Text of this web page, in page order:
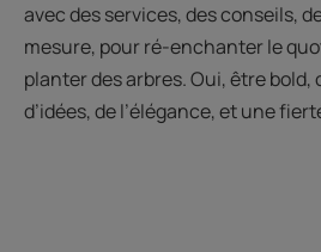
avec des services, des conseils,
mesure, pour ré-enchanter le
planter des arbres. Oui, être bold,
d’idées, de l’élégance, et une